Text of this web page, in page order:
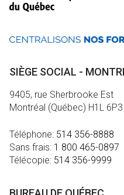
SIÈGE SOCIAL -
9405, rue Sherbrooke Est
Montréal (Québec) H1L 6P3
Téléphone: 514 356-8888
Sans frais: 1 800 465-0897
Télécopie: 514 356-9999